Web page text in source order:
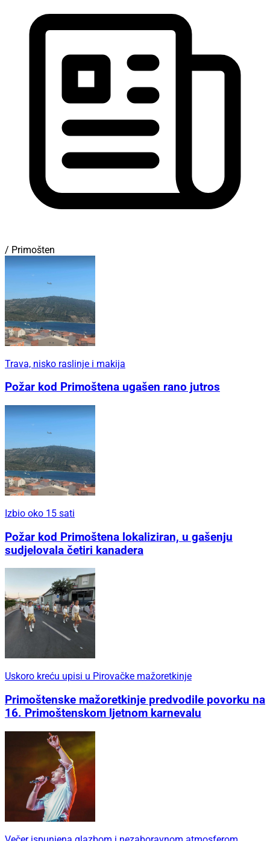
/ Primošten
Trava, nisko raslinje i makija
Požar kod Primoštena ugašen rano jutros
Izbio oko 15 sati
Požar kod Primoštena lokaliziran, u gašenju
sudjelovala četiri kanadera
Uskoro kreću upisi u Pirovačke mažoretkinje
Primoštenske mažoretkinje predvodile povorku na
16. Primoštenskom ljetnom karnevalu